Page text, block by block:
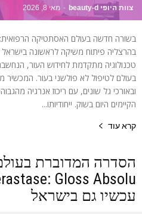
צוות היופי beauty-d - מאי 8, 2026
בשורה חדשה בעולם האסתטיקה
טכנולוגיה מתקדמת לחידוש העור,
בעולם לטיפול לא פולשני בעור. המכשיר
הקיימים היום בשוק. ייחודיותו...
קרא עוד
הסדרה המדוברת
עכשיו גם בישראל